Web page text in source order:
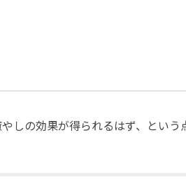
しの効果が得られるはず、とい